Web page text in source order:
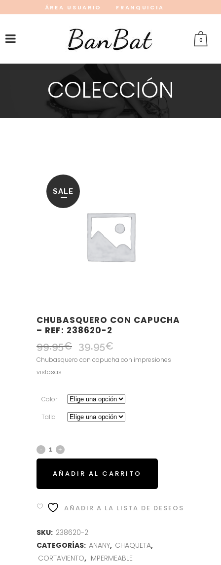
ÁREA USUARIO
FRANQUICIA
0
COLECCIÓN
SALE
CHUBASQUERO CON CAPUCHA
– REF: 238620-2
99.95€
El
precio
99.95€.
39.95€
precio
39.95€.
Chubasquero con capucha con impresiones
vistosas
Color
Talla
AÑADIR AL CARRITO
AÑADIR A LA LISTA DE DESEOS
SKU: 238620-2
CATEGORÍAS: ANANY, CHAQUETA,
CORTAVIENTO, IMPERMEABLE